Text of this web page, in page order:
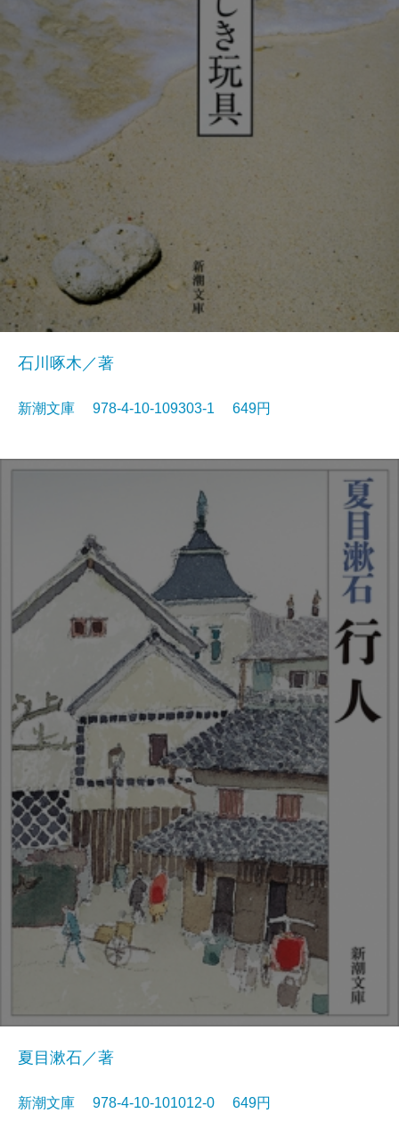
石川啄木／著
新潮文庫 978-4-10-109303-1 649円
夏目漱石／著
新潮文庫 978-4-10-101012-0 649円